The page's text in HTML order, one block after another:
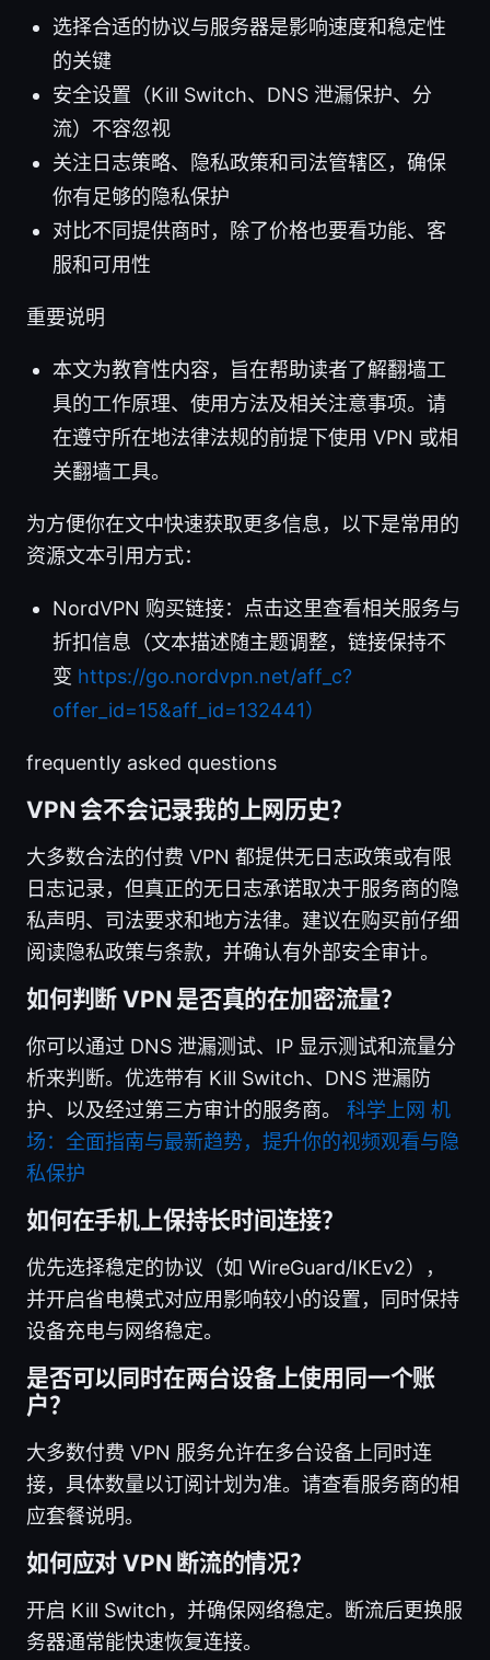
选择合适的协议与服务器是影响速度和稳定性
的关键
安全设置（Kill Switch、DNS 泄漏保护、分
流）不容忽视
关注日志策略、隐私政策和司法管辖区，确保
你有足够的隐私保护
对比不同提供商时，除了价格也要看功能、客
服和可用性
重要说明
本文为教育性内容，旨在帮助读者了解翻墙工
具的工作原理、使用方法及相关注意事项。请
在遵守所在地法律法规的前提下使用 VPN 或相
关翻墙工具。
为方便你在文中快速获取更多信息，以下是常用的
资源文本引用方式：
NordVPN 购买链接：点击这里查看相关服务与
折扣信息（文本描述随主题调整，链接保持不
变 https://go.nordvpn.net/aff_c?
offer_id=15&aff_id=132441）
frequently asked questions
VPN 会不会记录我的上网历史？
大多数合法的付费 VPN 都提供无日志政策或有限
日志记录，但真正的无日志承诺取决于服务商的隐
私声明、司法要求和地方法律。建议在购买前仔细
阅读隐私政策与条款，并确认有外部安全审计。
如何判断 VPN 是否真的在加密流量？
你可以通过 DNS 泄漏测试、IP 显示测试和流量分
析来判断。优选带有 Kill Switch、DNS 泄漏防
护、以及经过第三方审计的服务商。 科学上网 机
场：全面指南与最新趋势，提升你的视频观看与隐
私保护
如何在手机上保持长时间连接？
优先选择稳定的协议（如 WireGuard/IKEv2），
并开启省电模式对应用影响较小的设置，同时保持
设备充电与网络稳定。
是否可以同时在两台设备上使用同一个账
户？
大多数付费 VPN 服务允许在多台设备上同时连
接，具体数量以订阅计划为准。请查看服务商的相
应套餐说明。
如何应对 VPN 断流的情况？
开启 Kill Switch，并确保网络稳定。断流后更换服
务器通常能快速恢复连接。